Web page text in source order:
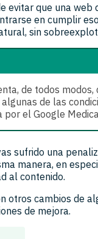
evitar que una web
en cumplir
sin
de todos
de las
por el Google
sufrido una
manera, en
al contenido.
otros cambios de
de mejora.